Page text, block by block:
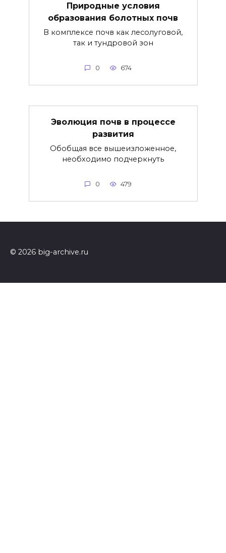
Природные условия
образования болотных почв
В комплексе почв как лесолуговой,
так и тундровой зон
0 674
Эволюция почв в процессе
развития
Обобщая все вышеизложенное,
необходимо подчеркнуть
0 479
© 2026 big-archive.ru